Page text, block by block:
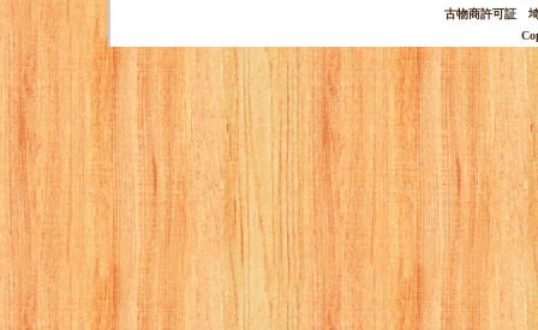
古物商許可証